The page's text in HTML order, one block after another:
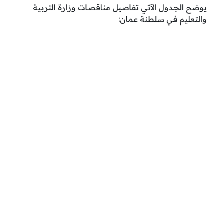
يوضح الجدول الآتي تفاصيل مناقصات وزارة التربية
والتعليم في سلطنة عمان: